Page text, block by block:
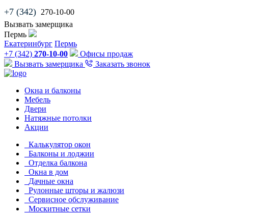
+7 (342) 270-10-00
Вызвать замерщика
Пермь
Екатеринбург Пермь
+7 (342) 270-10-00
Офисы продаж
Вызвать замерщика
Заказать звонок
Окна и балконы
Мебель
Двери
Натяжные потолки
Акции
Калькулятор окон
Балконы и лоджии
Отделка балкона
Окна в дом
Дачные окна
Рулонные шторы и жалюзи
Сервисное обслуживание
Москитные сетки